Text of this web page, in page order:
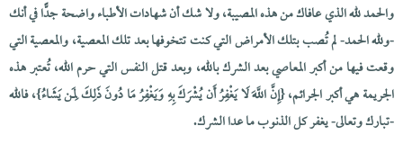
والحمد لله الذي عافاك من هذه المصيبة، ولا شك أن شهادات الأطباء واضحة جدًّا في أنك
-ولله الحمد- لم تُصب بتلك الأمراض التي كنت تتخوفها بعد تلك المعصية، والمعصية التي
وقعت فيها من أكبر المعاصي بعد الشرك بالله، وبعد قتل النفس التي حرم الله، تُعتبر هذه
الجريمة هي أكبر الجرائم، {إِنَّ اللَّهَ لَا يَغْفِرُ أَن يُشْرَكَ بِهِ وَيَغْفِرُ مَا دُونَ ذَلِكَ لِمَن يَشَاءُ}، فالله
-تبارك وتعالى- يغفر كل الذنوب ما عدا الشرك.